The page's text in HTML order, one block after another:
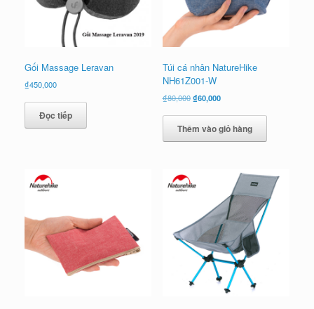
Gối Massage Leravan
₫450,000
Đọc tiếp
Túi cá nhân NatureHike
NH61Z001-W
₫80,000 Giá
là:
₫80,000.
₫60,000Giá
tại
là:
₫60,000.
Thêm vào giỏ hàng